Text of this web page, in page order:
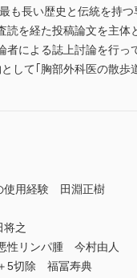
も長い歴史と伝統を持
を経た投稿論文を主
による誌上討論を行
して｢胸部外科医の散歩
使用経験 田淵正樹
之
性リンパ腫 今村由人
5切除 福冨寿典